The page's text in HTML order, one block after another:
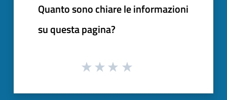
Quanto sono chiare le informazioni
su questa pagina?